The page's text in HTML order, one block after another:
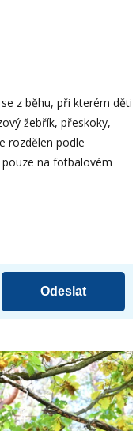
z běhu, při kterém děti
žebřík, přeskoky,
rozdělen podle
na fotbalovém